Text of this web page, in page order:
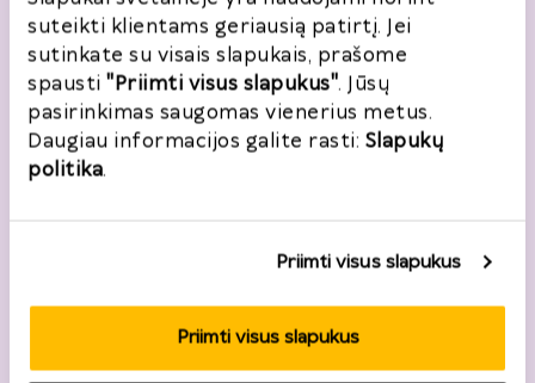
suteikti klientams geriausią patirtį. Jei
sutinkate su visais slapukais, prašome
spausti "Priimti visus slapukus". Jūsų
pasirinkimas saugomas vienerius metus.
Daugiau informacijos galite rasti: Slapukų
politika.
Priimti visus slapukus
Priimti visus slapukus
Noriu registruotis
Šalis*